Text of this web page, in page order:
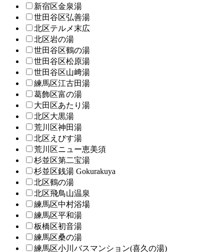
新宿区金泉湯
世田谷区弘善湯
北区テルメ末広
北区岩の湯
世田谷区鶴の湯
世田谷区松原湯
世田谷区山﨑湯
練馬区江古田湯
葛飾区富の湯
大田区あたり湯
北区大黒湯
荒川区神田湯
北区えびす湯
荒川区ニュー恵美須
杉並区第二宝湯
杉並区銭湯 Gokurakuya
北区鶴の湯
北区飛鳥山温泉
練馬区中村浴場
練馬区平和湯
板橋区初音湯
練馬区桑の湯
練馬区小川バスマンション(喜久の湯)